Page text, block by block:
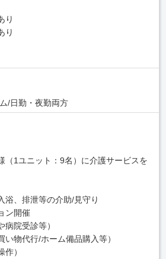
り
り
/日勤・夜勤両方
（1ユニット：9名）に介護サービスを
浴、排泄等の介助/見守り
ン開催
病院受診等）
い物代行/ホーム備品購入等）
作）